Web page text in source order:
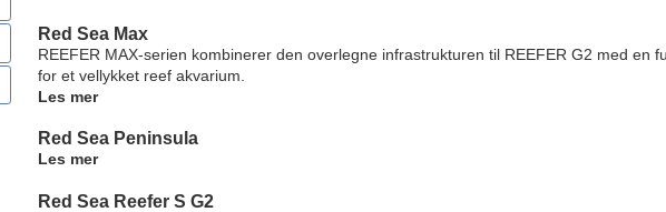
Red Sea Max
REEFER MAX-serien kombinerer den overlegne infrastrukturen til REEFER G2 med en
for et vellykket reef akvarium.
Les mer
Red Sea Peninsula
Les mer
Red Sea Reefer S G2